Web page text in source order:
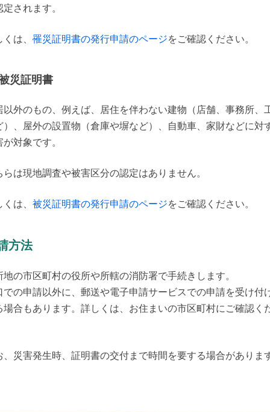
定されます。
は、 罹災証明書の発行申請のページをご確認ください。
災証明書
以外のもの、例えば、居住を伴わない建物（店舗、事務所、
）、屋外の設置物（倉庫や塀など）、自動車、家財などに対
が対象です。
らは現地調査や被害区分の認定はありません。
は、 被災証明書の発行申請のページをご確認ください。
方法
地の市区町村の役所や所轄の消防署で手続きします。
での申請以外に、郵送や電子申請サービスでの申請を受け付
場合もあります。詳しくは、お住まいの市区町村にご確認く
、災害発生時、証明書の交付まで時間を要する場合がありま